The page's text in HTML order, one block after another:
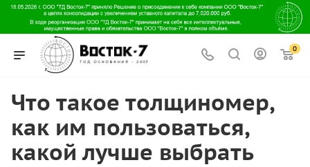
0
Что такое толщиномер,
как им пользоваться,
какой лучше выбрать